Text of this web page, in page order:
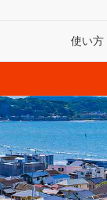
使い方